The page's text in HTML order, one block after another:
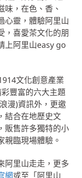
，在色、香、
心靈，體驗阿里山
，喜愛茶文化的朋
上阿里山easy go
文化創意產業
豐富的六大主題
漫)資訊外，更邀
結合在地歷史文
販售許多獨特的小
親臨現場體驗。
阿里山走走，更多
網或至「阿里山